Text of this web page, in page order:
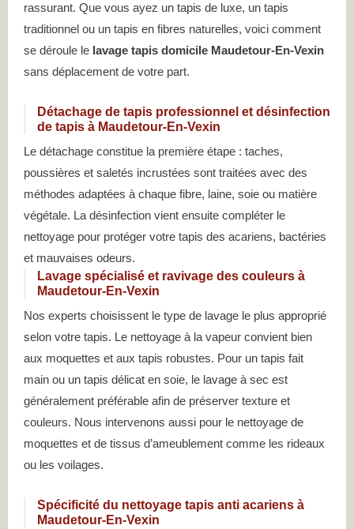
rassurant. Que vous ayez un tapis de luxe, un tapis
traditionnel ou un tapis en fibres naturelles, voici comment
se déroule le lavage tapis domicile Maudetour-En-Vexin
sans déplacement de votre part.
Détachage de tapis professionnel et désinfection
de tapis à Maudetour-En-Vexin
Le détachage constitue la première étape : taches,
poussières et saletés incrustées sont traitées avec des
méthodes adaptées à chaque fibre, laine, soie ou matière
végétale. La désinfection vient ensuite compléter le
nettoyage pour protéger votre tapis des acariens, bactéries
et mauvaises odeurs.
Lavage spécialisé et ravivage des couleurs à
Maudetour-En-Vexin
Nos experts choisissent le type de lavage le plus approprié
selon votre tapis. Le nettoyage à la vapeur convient bien
aux moquettes et aux tapis robustes. Pour un tapis fait
main ou un tapis délicat en soie, le lavage à sec est
généralement préférable afin de préserver texture et
couleurs. Nous intervenons aussi pour le nettoyage de
moquettes et de tissus d’ameublement comme les rideaux
ou les voilages.
Spécificité du nettoyage tapis anti acariens à
Maudetour-En-Vexin